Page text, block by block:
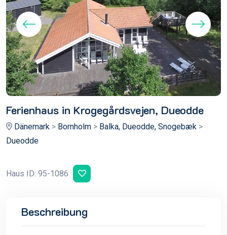
Ferienhaus in Krogegårdsvejen, Dueodde
Dänemark > Bornholm > Balka, Dueodde, Snogebæk >
Dueodde
Haus ID: 95-1086
Beschreibung